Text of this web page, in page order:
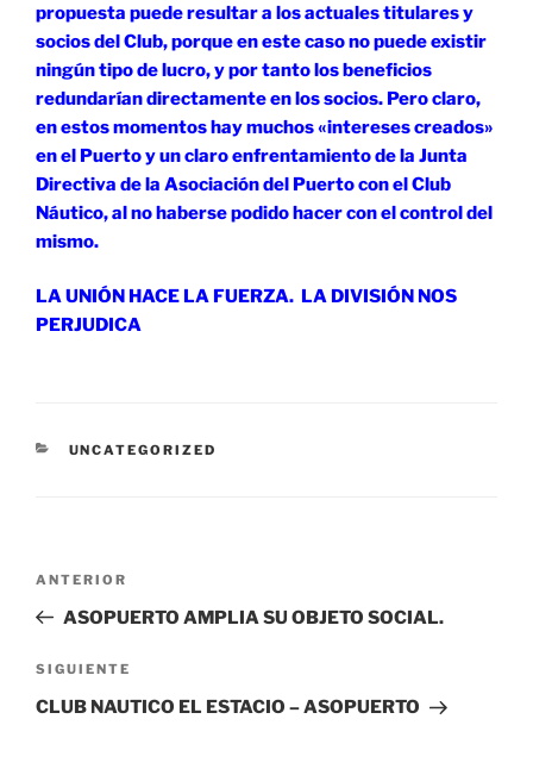
propuesta puede resultar a los actuales titulares y
socios del Club, porque en este caso no puede existir
ningún tipo de lucro, y por tanto los beneficios
redundarían directamente en los socios. Pero claro,
en estos momentos hay muchos «intereses creados»
en el Puerto y un claro enfrentamiento de la Junta
Directiva de la Asociación del Puerto con el Club
Náutico, al no haberse podido hacer con el control del
mismo.
LA UNIÓN HACE LA FUERZA. LA DIVISIÓN NOS
PERJUDICA
CATEGORÍAS
UNCATEGORIZED
entradas
Entrada
anterior:
ANTERIOR
ASOPUERTO AMPLIA SU OBJETO SOCIAL.
Siguiente
entrada
SIGUIENTE
CLUB NAUTICO EL ESTACIO – ASOPUERTO